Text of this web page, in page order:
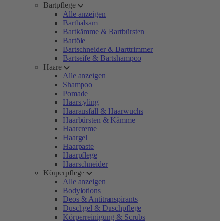
Bartpflege
Alle anzeigen
Bartbalsam
Bartkämme & Bartbürsten
Bartöle
Bartschneider & Barttrimmer
Bartseife & Bartshampoo
Haare
Alle anzeigen
Shampoo
Pomade
Haarstyling
Haarausfall & Haarwuchs
Haarbürsten & Kämme
Haarcreme
Haargel
Haarpaste
Haarpflege
Haarschneider
Körperpflege
Alle anzeigen
Bodylotions
Deos & Antitranspirants
Duschgel & Duschpflege
Körperreinigung & Scrubs